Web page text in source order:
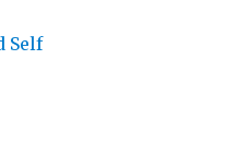
Self